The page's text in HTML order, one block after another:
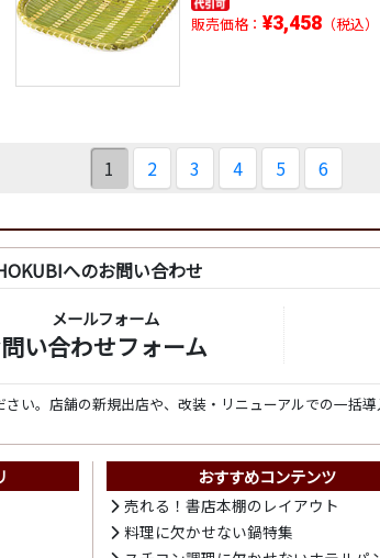
販売価格：¥3,458 （税込）
1 2 3 4 5 6
へのお問い合わせ
メールフォーム
い合わせフォーム
い。店舗の新規出店や、改装・リニューアルでの一括
おすすめコンテンツ
売れる！書店本棚のレイアウト
料理に欠かせない鍋特集